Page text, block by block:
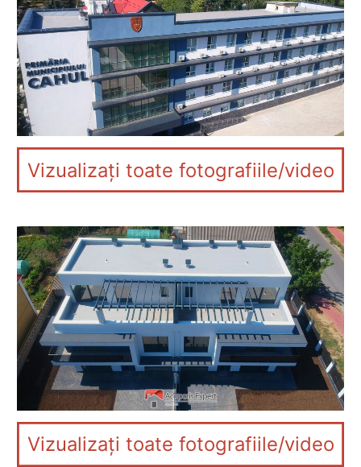
Vizualizați toate fotografiile/video
Vizualizați toate fotografiile/video